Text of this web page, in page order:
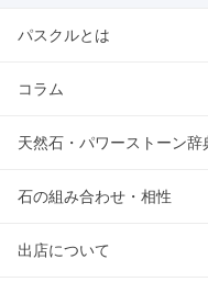
パスクルとは
コラム
天然石・パワーストーン辞
石の組み合わせ・相性
出店について